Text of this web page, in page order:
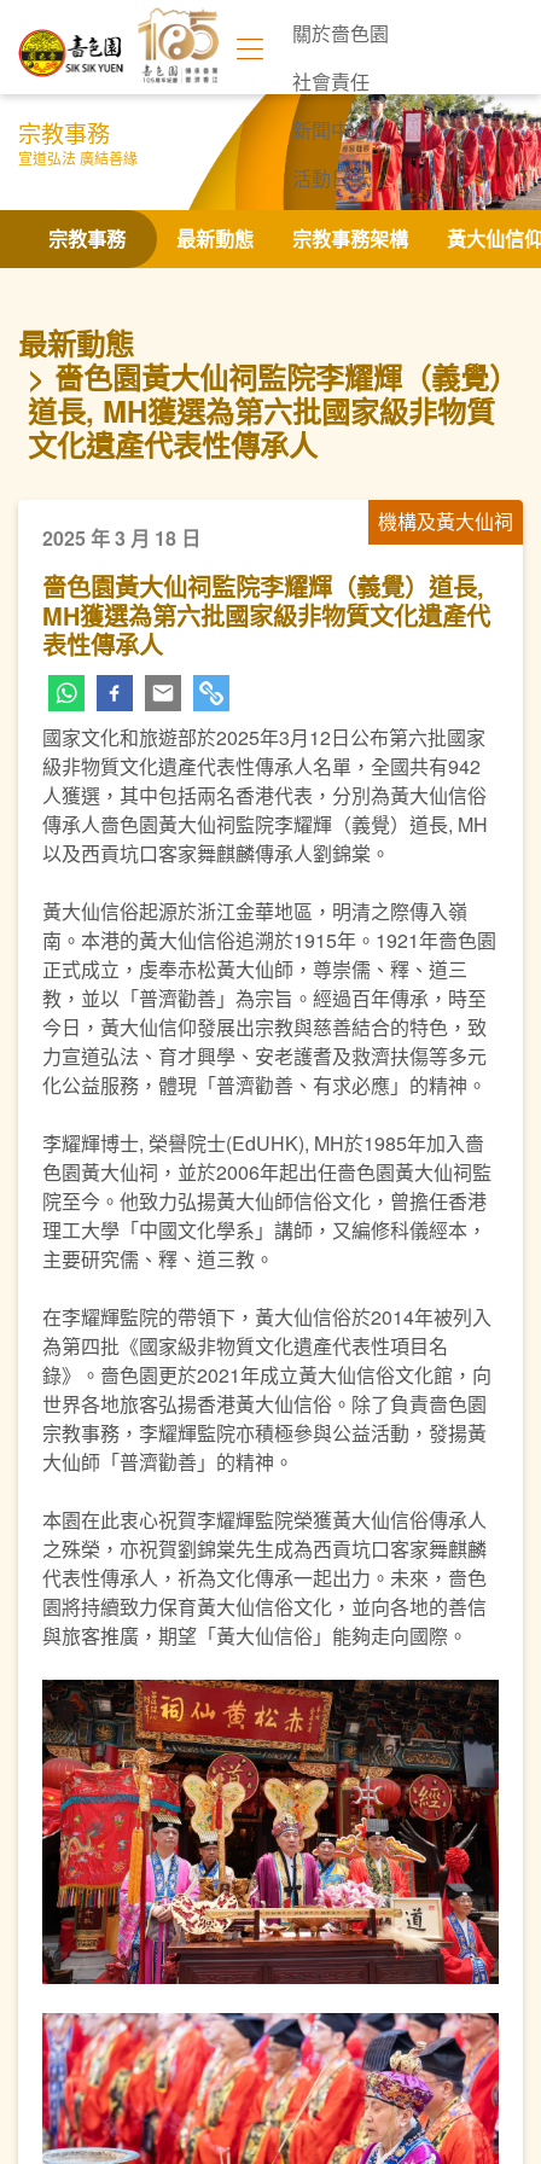
關於嗇色園
社會責任
新聞中心
活動日誌
聯絡我們
宗教事務
宣道弘法 廣結善緣
宗教事務 最新動態 宗教事務架構 黃大仙信
最新動態
嗇色園黃大仙祠監院李耀輝（義覺）
道長, MH獲選為第六批國家級非物質
文化遺產代表性傳承人
機構及黃大仙祠
2025 年 3 月 18 日
嗇色園黃大仙祠監院李耀輝（義覺）道長,
MH獲選為第六批國家級非物質文化遺產代
表性傳承人
國家文化和旅遊部於2025年3月12日公布第六批國家
級非物質文化遺產代表性傳承人名單，全國共有942
人獲選，其中包括兩名香港代表，分別為黃大仙信俗
傳承人嗇色園黃大仙祠監院李耀輝（義覺）道長, MH
以及西貢坑口客家舞麒麟傳承人劉錦棠。
黃大仙信俗起源於浙江金華地區，明清之際傳入嶺
南。本港的黃大仙信俗追溯於1915年。1921年嗇色園
正式成立，虔奉赤松黃大仙師，尊崇儒、釋、道三
教，並以「普濟勸善」為宗旨。經過百年傳承，時至
今日，黃大仙信仰發展出宗教與慈善結合的特色，致
力宣道弘法、育才興學、安老護耆及救濟扶傷等多元
化公益服務，體現「普濟勸善、有求必應」的精神。
李耀輝博士, 榮譽院士(EdUHK), MH於1985年加入嗇
色園黃大仙祠，並於2006年起出任嗇色園黃大仙祠監
院至今。他致力弘揚黃大仙師信俗文化，曾擔任香港
理工大學「中國文化學系」講師，又編修科儀經本，
主要研究儒、釋、道三教。
在李耀輝監院的帶領下，黃大仙信俗於2014年被列入
為第四批《國家級非物質文化遺產代表性項目名
錄》。嗇色園更於2021年成立黃大仙信俗文化館，向
世界各地旅客弘揚香港黃大仙信俗。除了負責嗇色園
宗教事務，李耀輝監院亦積極參與公益活動，發揚黃
大仙師「普濟勸善」的精神。
本園在此衷心祝賀李耀輝監院榮獲黃大仙信俗傳承人
之殊榮，亦祝賀劉錦棠先生成為西貢坑口客家舞麒麟
代表性傳承人，祈為文化傳承一起出力。未來，嗇色
園將持續致力保育黃大仙信俗文化，並向各地的善信
與旅客推廣，期望「黃大仙信俗」能夠走向國際。